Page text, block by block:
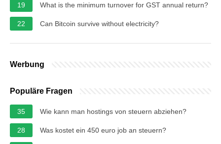
19 What is the minimum turnover for GST annual return?
22 Can Bitcoin survive without electricity?
Werbung
Populäre Fragen
35 Wie kann man hostings von steuern abziehen?
28 Was kostet ein 450 euro job an steuern?